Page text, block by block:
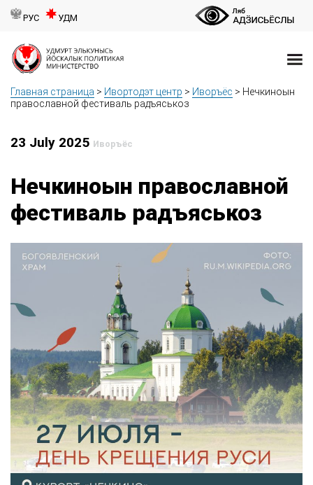
РУС УДМ
Главная страница > Ивортодэт центр > Иворъёс > Нечкиноын
православной фестиваль радъяськоз
23 July 2025 Иворъёс
Нечкиноын православной
фестиваль радъяськоз